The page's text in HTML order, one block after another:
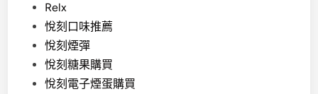
Relx
悅刻口味推薦
悅刻煙彈
悅刻糖果購買
悅刻電子煙蛋購買